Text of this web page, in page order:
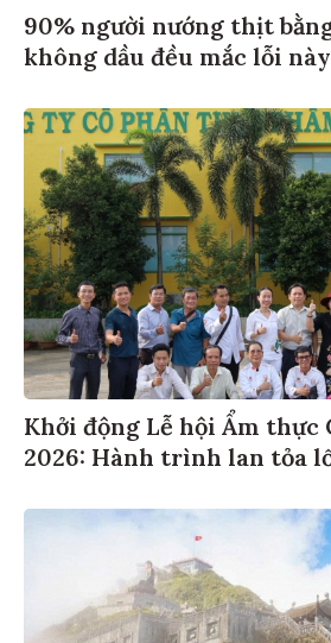
90% người nướng thịt
không dầu đều mắc lỗi
Khởi động Lễ hội Ẩm thực
2026: Hành trình lan tỏa